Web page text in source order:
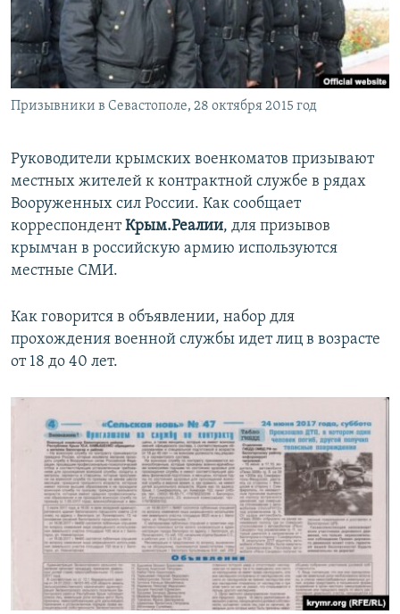
ПОБЕДИТЕЛЕЙ НЕ СУДЯТ?
КРЫМ.НЕПОКОРЕННЫЙ
ELIFBE
УКРАИНСКАЯ ПРОБЛЕМА КРЫМА
ПРИСОЕДИНЯЙТЕСЬ!
Призывники в Севастополе, 28 октября 2015 год
Руководители крымских военкоматов призывают
местных жителей к контрактной службе в рядах
Вооруженных сил России. Как сообщает
корреспондентКрым.Реалии, для призывов
крымчан в российскую армию используются
местные СМИ.
Как говорится в объявлении, набор для
прохождения военной службы идет лиц в возрасте
от 18 до 40 лет.